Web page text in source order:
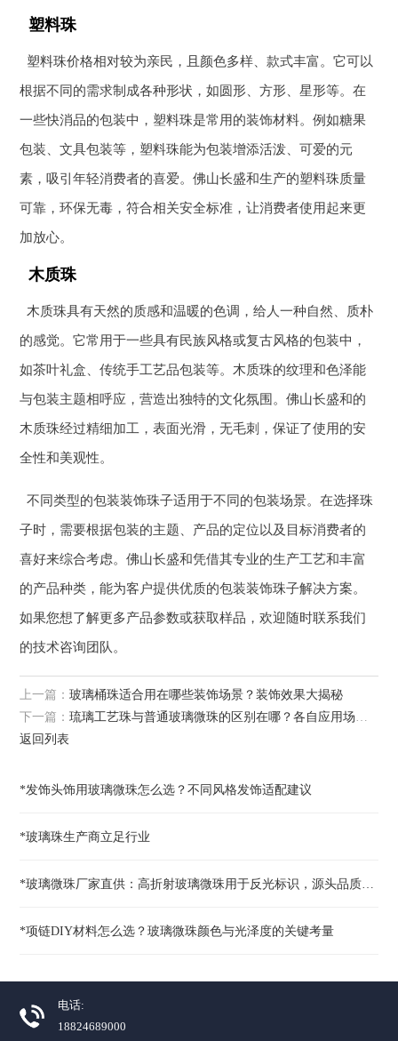
塑料珠
塑料珠价格相对较为亲民，且颜色多样、款式丰富。它可以
根据不同的需求制成各种形状，如圆形、方形、星形等。在
一些快消品的包装中，塑料珠是常用的装饰材料。例如糖果
包装、文具包装等，塑料珠能为包装增添活泼、可爱的元
素，吸引年轻消费者的喜爱。佛山长盛和生产的塑料珠质量
可靠，环保无毒，符合相关安全标准，让消费者使用起来更
加放心。
木质珠
木质珠具有天然的质感和温暖的色调，给人一种自然、质朴
的感觉。它常用于一些具有民族风格或复古风格的包装中，
如茶叶礼盒、传统手工艺品包装等。木质珠的纹理和色泽能
与包装主题相呼应，营造出独特的文化氛围。佛山长盛和的
木质珠经过精细加工，表面光滑，无毛刺，保证了使用的安
全性和美观性。
不同类型的包装装饰珠子适用于不同的包装场景。在选择珠
子时，需要根据包装的主题、产品的定位以及目标消费者的
喜好来综合考虑。佛山长盛和凭借其专业的生产工艺和丰富
的产品种类，能为客户提供优质的包装装饰珠子解决方案。
如果您想了解更多产品参数或获取样品，欢迎随时联系我们
的技术咨询团队。
上一篇：玻璃桶珠适合用在哪些装饰场景？装饰效果大揭秘
返回列表
下一篇：琉璃工艺珠与普通玻璃微珠的区别在哪？各自应用场景解析
*发饰头饰用玻璃微珠怎么选？不同风格发饰适配建议
*玻璃珠生产商立足行业
*项链DIY材料怎么选？玻璃微珠颜色与光泽度的关键考量
电话:
18824689000